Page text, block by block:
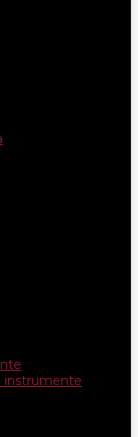
instrumente